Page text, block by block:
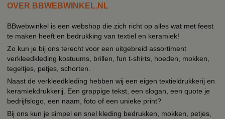
OVER BBWEBWINKEL.NL
BBwebwinkel is een webshop die zich richt op alles wat met feest
te maken heeft en bedrukking van textiel en keramiek!
Zo kun je bij ons terecht voor een uitgebreid assortiment
verkleedkleding kostuums, brillen, fun t-shirts, hoeden, mokken,
tegeltjes, petjes, schorten.
Naast de verkleedkleding hebben wij een eigen textieldrukkerij en
keramiekdrukkerij. Een grappige tekst, een slogan, een quote je
bedrijfslogo, een naam, foto of een unieke print?
Bij ons kun je simpel en snel kleding bedrukken, mokken, petjes,